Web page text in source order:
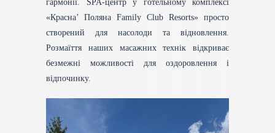
гармонії. SPA-центр у готельному комплексі
«Красна’ Поляна Family Club Resorts» просто
створений для насолоди та відновлення.
Розмаїття наших масажних технік відкриває
безмежні можливості для оздоровлення і
відпочинку.